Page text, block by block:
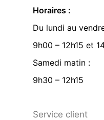
Horaires :
Du lundi au
9h00 – 12h15 et
Samedi matin :
9h30 – 12h15
Service client